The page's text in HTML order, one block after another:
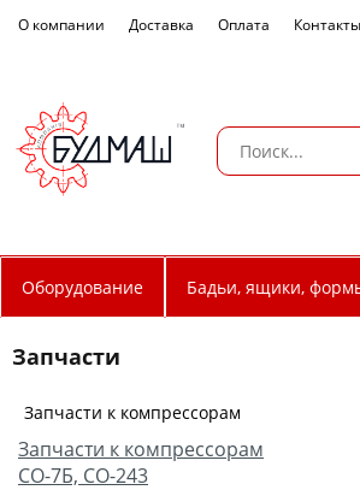
О компании Доставка Оплата Контакты
Оборудование Бадьи, ящики,
Запчасти
Запчасти к компрессорам
Запчасти к компрессорам
СО-7Б, СО-243